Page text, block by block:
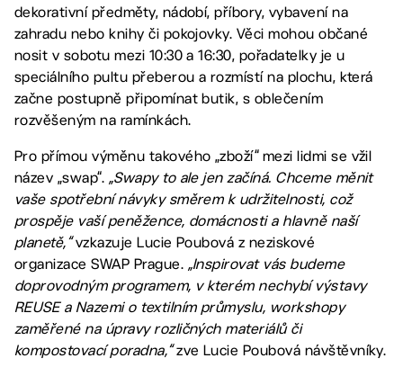
dekorativní předměty, nádobí, příbory, vybavení na
zahradu nebo knihy či pokojovky. Věci mohou občané
nosit v sobotu mezi 10:30 a 16:30, pořadatelky je u
speciálního pultu přeberou a rozmístí na plochu, která
začne postupně připomínat butik, s oblečením
rozvěšeným na ramínkách.
Pro přímou výměnu takového „zboží“ mezi lidmi se vžil
název „swap“. „Swapy to ale jen začíná. Chceme měnit
vaše spotřební návyky směrem k udržitelnosti, což
prospěje vaší peněžence, domácnosti a hlavně naší
planetě,“vzkazuje Lucie Poubová z neziskové
organizace SWAP Prague. „Inspirovat vás budeme
doprovodným programem, v kterém nechybí výstavy
REUSE a Nazemi o textilním průmyslu, workshopy
zaměřené na úpravy rozličných materiálů či
kompostovací poradna,“zve Lucie Poubová návštěvníky.